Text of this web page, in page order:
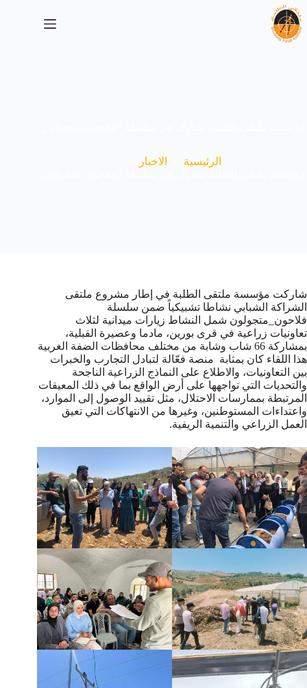
التجاوز
إلى
المحتوى
الرئيسية
الاخبار
شاركت مؤسسة ملتقى الطلبة في إطار مشروع ملتقى
الشراكة الشبابي نشاطا تشبيكياً ضمن سلسلة
فلاحون_متجولون شمل النشاط زيارات ميدانية لثلاث
تعاونيات زراعية في قرى بورين، مادما وعصيرة القبلية،
بمشاركة 66 شاب وشابة من مختلف محافظات الضفة الغربية
هذا اللقاء كان بمثابة منصة فعّالة لتبادل التجارب والخبرات
بين التعاونيات، والاطلاع على النماذج الزراعية الناجحة
والتحديات التي تواجهها على أرض الواقع بما في ذلك المعيقات
المرتبطة بممارسات الاحتلال، مثل تقييد الوصول إلى الموارد،
واعتداءات المستوطنين، وغيرها من الانتهاكات التي تعيق
العمل الزراعي والتنمية الريفية.